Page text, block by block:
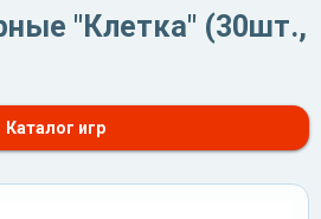
"Клетка" (30шт.,
Каталог игр